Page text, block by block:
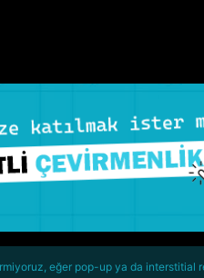
eğer pop-up ya da interstitial